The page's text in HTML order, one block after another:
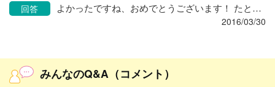
回答 よかったですね、おめでとうございます！ たとえ未経験でも栄養士として採用されたからは したことないのでわかりません。経験ないのでできません。 は絶対に言ってはダメ。 あとは素直に謙虚に、周りの人たちから学ぶ気持ちがあればいいんじゃないでしょうか。 和やかな雰囲気の職場でよかったですね。
2016/03/30
みんなのQ&A（コメント）